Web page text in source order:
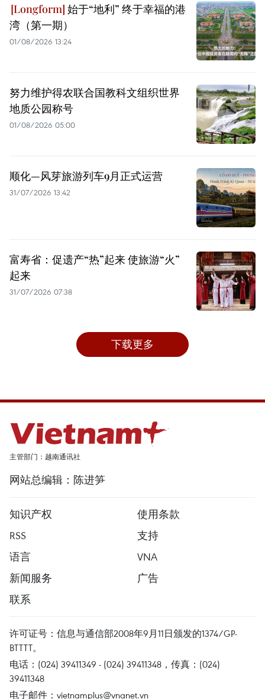
始于“地利” 终于幸福的港
湾（第一期）
01/08/2026 13:24
努力维护得农联合国教科文组织世界
地质公园称号
01/08/2026 05:00
顺化—风芽旅游列车9月正式运营
31/07/2026 13:42
富寿省：促遗产“热”起来 使旅游“火”
起来
31/07/2026 07:38
下载更多
主管部门：越南通讯社
网站总编辑：陈进笋
知识产权
使用条款
RSS
支持
语言
VNA
新闻服务
广告
联系
许可证号：信息与通信部2008年9月11日颁发的1374/GP-
BTTTT。
电话：(024) 39411349 - (024) 39411348，传真：(024)
39411348
电子邮件： vietnamplus@vnanet.vn